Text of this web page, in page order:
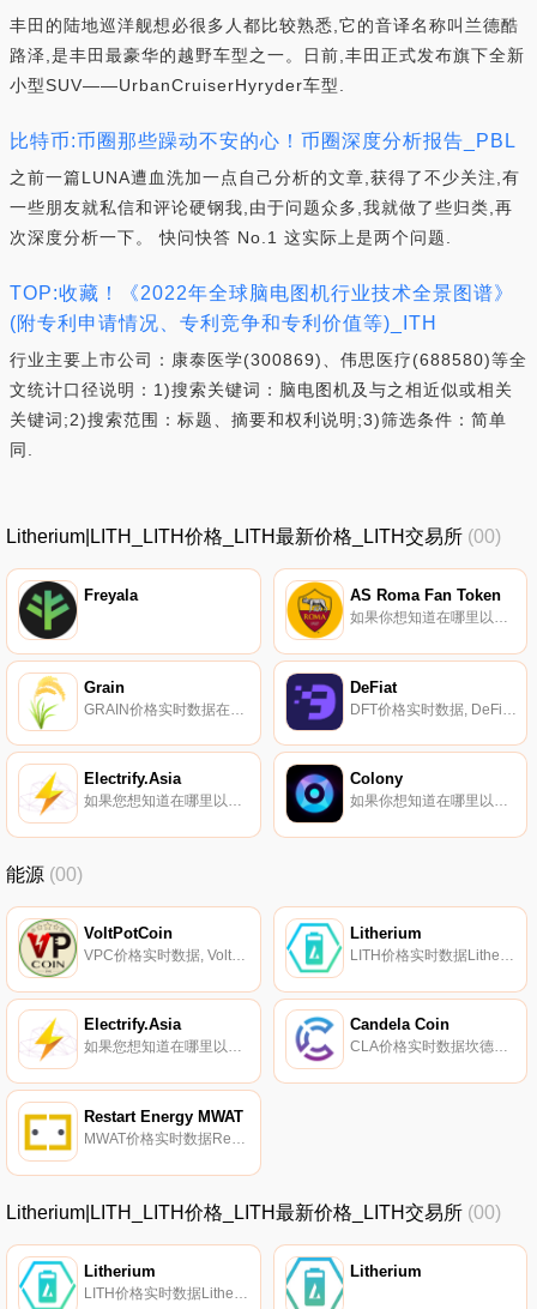
丰田的陆地巡洋舰想必很多人都比较熟悉,它的音译名称叫兰德酷
路泽,是丰田最豪华的越野车型之一。日前,丰田正式发布旗下全新
小型SUV——UrbanCruiserHyryder车型.
比特币:币圈那些躁动不安的心！币圈深度分析报告_PBL
之前一篇LUNA遭血洗加一点自己分析的文章,获得了不少关注,有
一些朋友就私信和评论硬钢我,由于问题众多,我就做了些归类,再
次深度分析一下。 快问快答 No.1 这实际上是两个问题.
TOP:收藏！《2022年全球脑电图机行业技术全景图谱》
(附专利申请情况、专利竞争和专利价值等)_ITH
行业主要上市公司：康泰医学(300869)、伟思医疗(688580)等全
文统计口径说明：1)搜索关键词：脑电图机及与之相近似或相关
关键词;2)搜索范围：标题、摘要和权利说明;3)筛选条件：简单
同.
Litherium|LITH_LITH价格_LITH最新价格_LITH交易所 (00)
Freyala AS Roma Fan Token
如果你想知道在哪里以当前价格购买AS Roma Fan Token,目前交易{AS Roma Fan Token]股票的顶级加密货币交易所是Binance、Bitrue、Bitget、DigiFinex和BingX。您可以在我们的加密货币交易所页面上找到其他列表.
Grain
GRAIN价格实时数据在Harvest Finance中,GRAIN是USDC/USDT存款人的回购代币,将每周总排放量的一定比例提供给赔偿池。GRAIN在袭击发生后不久被社区投票支持。社区投票支持将总排放量的0.5%用于GRAIN回购和Uniswap流动性.
DeFiat
Electrify.Asia
如果您想知道在哪里以当前价格购买Electrify.Asia,目前交易｛ELECnname｝股票的顶级加密货币交易所是Gate.io。您可以在我们的加密货币交易所页面上找到其他交易所。Electrify.Asia（ELEC）是一种加密货币,在以太坊平台上运行.
Colony
如果你想知道在哪里以当前价格购买Colony,目前交易{Colony]股票的顶级加密货币交易所是MEXC。您可以在我们的加密货币交易所页面上找到其他列表。Colony已着手为在Avalanche平台上构建的下一代应用程序构建一个适当的激励基础.
能源 (00)
VoltPotCoin
VPC价格实时数据, VoltPotCoin旨在为可再生能源和电动交通部门提供一种去中心化的支付方式。它声称是第一个去中心化的对等支付网络,适用于在可再生能源和电动交通交易方面寻求自由、隐私和安全的人。VOLTPOT?有限公司成立于2016年.
Litherium
Electrify.Asia
如果您想知道在哪里以当前价格购买Electrify.Asia,目前交易｛ELECnname｝股票的顶级加密货币交易所是Gate.io。您可以在我们的加密货币交易所页面上找到其他交易所。Electrify.Asia（ELEC）是一种加密货币,在以太坊平台上运行.
Candela Coin
CLA价格实时数据坎德拉；他的愿景是在没有中介的情况下将太阳能分散到世界各地。该团队声称已经创建了用于对等能源传输的物联网硬件和软件。通过使用区块链技术,该团队旨在使太阳能电池板的所有者能够将其产生的能源出售给其他用户,目的是为其太阳能和市场上最便宜的绿色能源带来尽可能好的回报.
Restart Energy MWAT
MWAT价格实时数据Restart Energy MWAT（MWAT）是一种加密货币,在以太坊平台上运行。Restart Energy MWAT目前的供应量为500000000。最近已知的Restart Energy MWAT价格为0.00817849美元,在过去24小时内下跌了-0.38.
Litherium|LITH_LITH价格_LITH最新价格_LITH交易所 (00)
Litherium Litherium